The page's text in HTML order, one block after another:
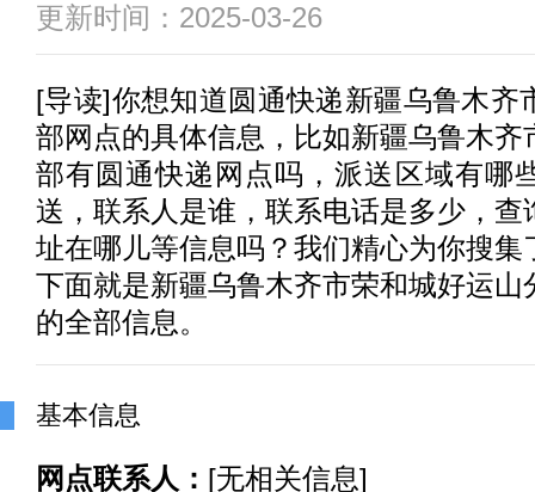
更新时间：2025-03-26
[导读]你想知道圆通快递新疆乌鲁木齐
部网点的具体信息，比如新疆乌鲁木齐
部有圆通快递 网点吗，派送区域有哪
送，联系人是谁，联系电话是多少，查
址在哪儿等信息吗？我们精心为你搜集
下面就是新疆乌鲁木齐市荣和城好运山
的全部信息。
基本信息
网点联系人： [无相关信息]